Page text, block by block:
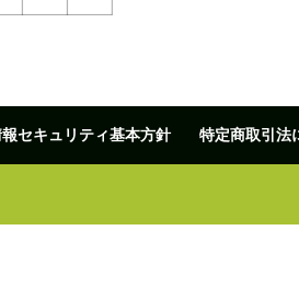
セキュリティ基本方針 特定商取引法